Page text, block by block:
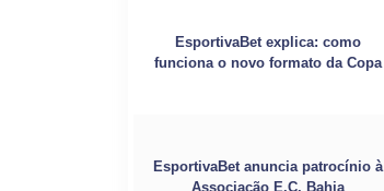
EsportivaBet explica: como
funciona o novo formato da Copa
EsportivaBet anuncia patrocínio à
Associação E.C. Bahia